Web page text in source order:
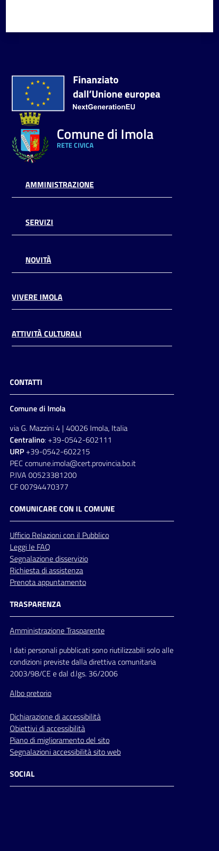
Comune di Imola
RETE CIVICA
AMMINISTRAZIONE
SERVIZI
NOVITÀ
VIVERE IMOLA
ATTIVITÀ CULTURALI
CONTATTI
Comune di Imola
via G. Mazzini 4 | 40026 Imola, Italia
Centralino: +39-0542-602111
URP +39-0542-602215
PEC comune.imola@cert.provincia.bo.it
P.IVA 00523381200
CF 00794470377
COMUNICARE CON IL COMUNE
Ufficio Relazionicon il Pubblico
Leggi le FAQ
Segnalazione disservizio
Richiesta di assistenza
Prenota appuntamento
TRASPARENZA
Amministrazione Trasparente
I dati personali pubblicati sono riutilizzabili solo alle
condizioni previste dalla direttiva comunitaria
2003/98/CE e dal d.lgs. 36/2006
Albo pretorio
Dichiarazione di accessibilità
Obiettivi di accessibilità
Piano di miglioramento del sito
Segnalazioni accessibilità sito web
SOCIAL